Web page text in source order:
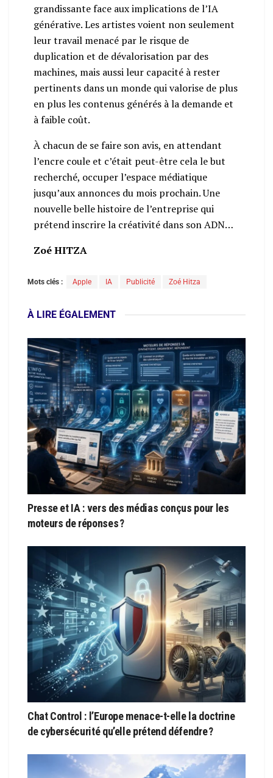
grandissante face aux implications de l’IA
générative. Les artistes voient non seulement
leur travail menacé par le risque de
duplication et de dévalorisation par des
machines, mais aussi leur capacité à rester
pertinents dans un monde qui valorise de plus
en plus les contenus générés à la demande et
à faible coût.
À chacun de se faire son avis, en attendant
l’encre coule et c’était peut-être cela le but
recherché, occuper l’espace médiatique
jusqu’aux annonces du mois prochain. Une
nouvelle belle histoire de l’entreprise qui
prétend inscrire la créativité dans son ADN…
Zoé HITZA
Mots clés : Apple IA Publicité Zoé Hitza
À LIRE ÉGALEMENT
Presse et IA : vers des médias conçus pour les
moteurs de réponses ?
Chat Control : l’Europe menace-t-elle la doctrine
de cybersécurité qu’elle prétend défendre ?